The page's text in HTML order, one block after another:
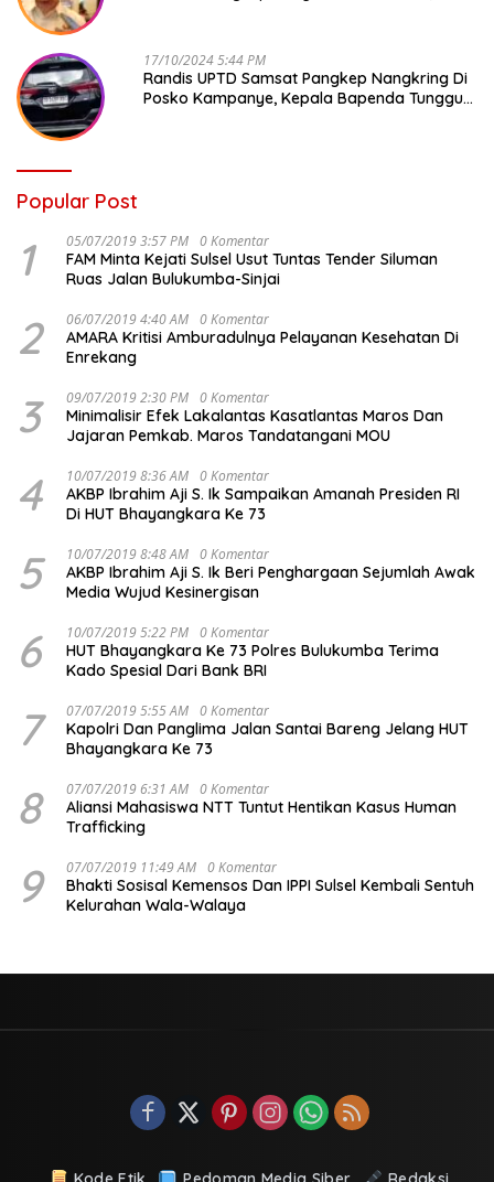
17/10/2024 5:44 PM
Randis UPTD Samsat Pangkep Nangkring Di
Posko Kampanye, Kepala Bapenda Tunggu
Popular Post
1 05/07/2019 3:57 PM 0 Komentar
FAM Minta Kejati Sulsel Usut Tuntas Tender Siluman
Ruas Jalan Bulukumba-Sinjai
2 06/07/2019 4:40 AM 0 Komentar
AMARA Kritisi Amburadulnya Pelayanan Kesehatan Di
Enrekang
3 09/07/2019 2:30 PM 0 Komentar
Minimalisir Efek Lakalantas Kasatlantas Maros Dan
Jajaran Pemkab. Maros Tandatangani MOU
4 10/07/2019 8:36 AM 0 Komentar
AKBP Ibrahim Aji S. Ik Sampaikan Amanah Presiden RI
Di HUT Bhayangkara Ke 73
5 10/07/2019 8:48 AM 0 Komentar
AKBP Ibrahim Aji S. Ik Beri Penghargaan Sejumlah Awak
Media Wujud Kesinergisan
6 10/07/2019 5:22 PM 0 Komentar
HUT Bhayangkara Ke 73 Polres Bulukumba Terima
Kado Spesial Dari Bank BRI
7 07/07/2019 5:55 AM 0 Komentar
Kapolri Dan Panglima Jalan Santai Bareng Jelang HUT
Bhayangkara Ke 73
8 07/07/2019 6:31 AM 0 Komentar
Aliansi Mahasiswa NTT Tuntut Hentikan Kasus Human
Trafficking
9 07/07/2019 11:49 AM 0 Komentar
Bhakti Sosisal Kemensos Dan IPPI Sulsel Kembali Sentuh
Kelurahan Wala-Walaya